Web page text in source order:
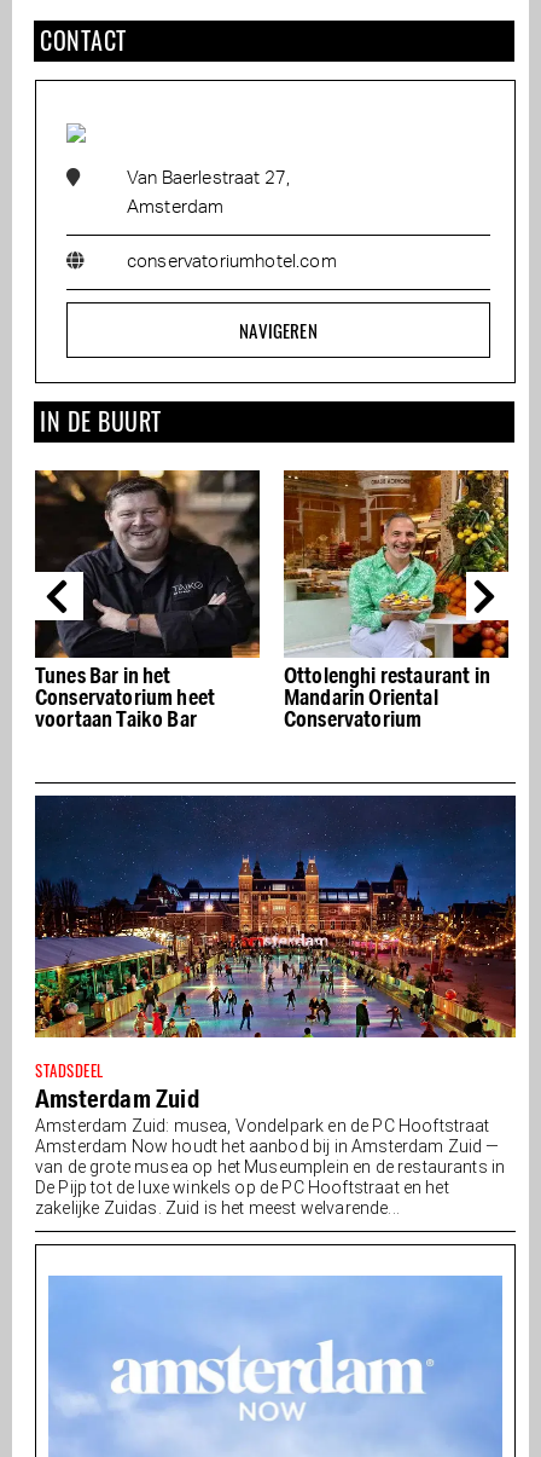
CONTACT
Van Baerlestraat 27,
Amsterdam
conservatoriumhotel.com
NAVIGEREN
IN DE BUURT
Tunes Bar in het
Conservatorium heet
voortaan Taiko Bar
Ottolenghi restaurant in
Mandarin Oriental
Conservatorium
STADSDEEL
Amsterdam Zuid
Amsterdam Zuid: musea, Vondelpark en de PC Hooftstraat
Amsterdam Now houdt het aanbod bij in Amsterdam Zuid —
van de grote musea op het Museumplein en de restaurants in
De Pijp tot de luxe winkels op de PC Hooftstraat en het
zakelijke Zuidas. Zuid is het meest welvarende...